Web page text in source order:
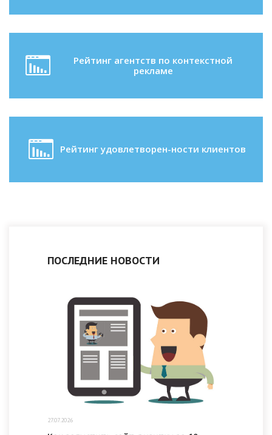
Рейтинг агентств по контекстной
рекламе
Рейтинг удовлетворен-ности клиентов
ПОСЛЕДНИЕ НОВОСТИ
27.07.2026